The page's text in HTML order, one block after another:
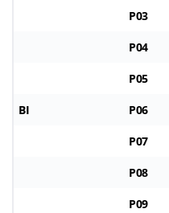
P03
P04
P05
BI P06
P07
P08
P09